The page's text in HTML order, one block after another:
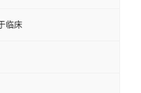
临床